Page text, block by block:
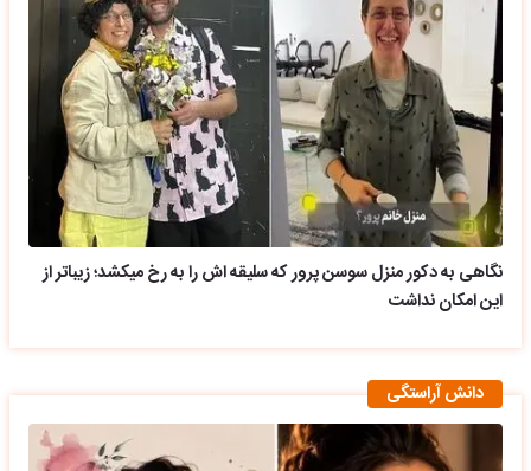
نگاهی به دکور منزل سوسن پرور که سلیقه اش را به رخ میکشد؛ زیباتر از
این امکان نداشت
دانش آراستگی